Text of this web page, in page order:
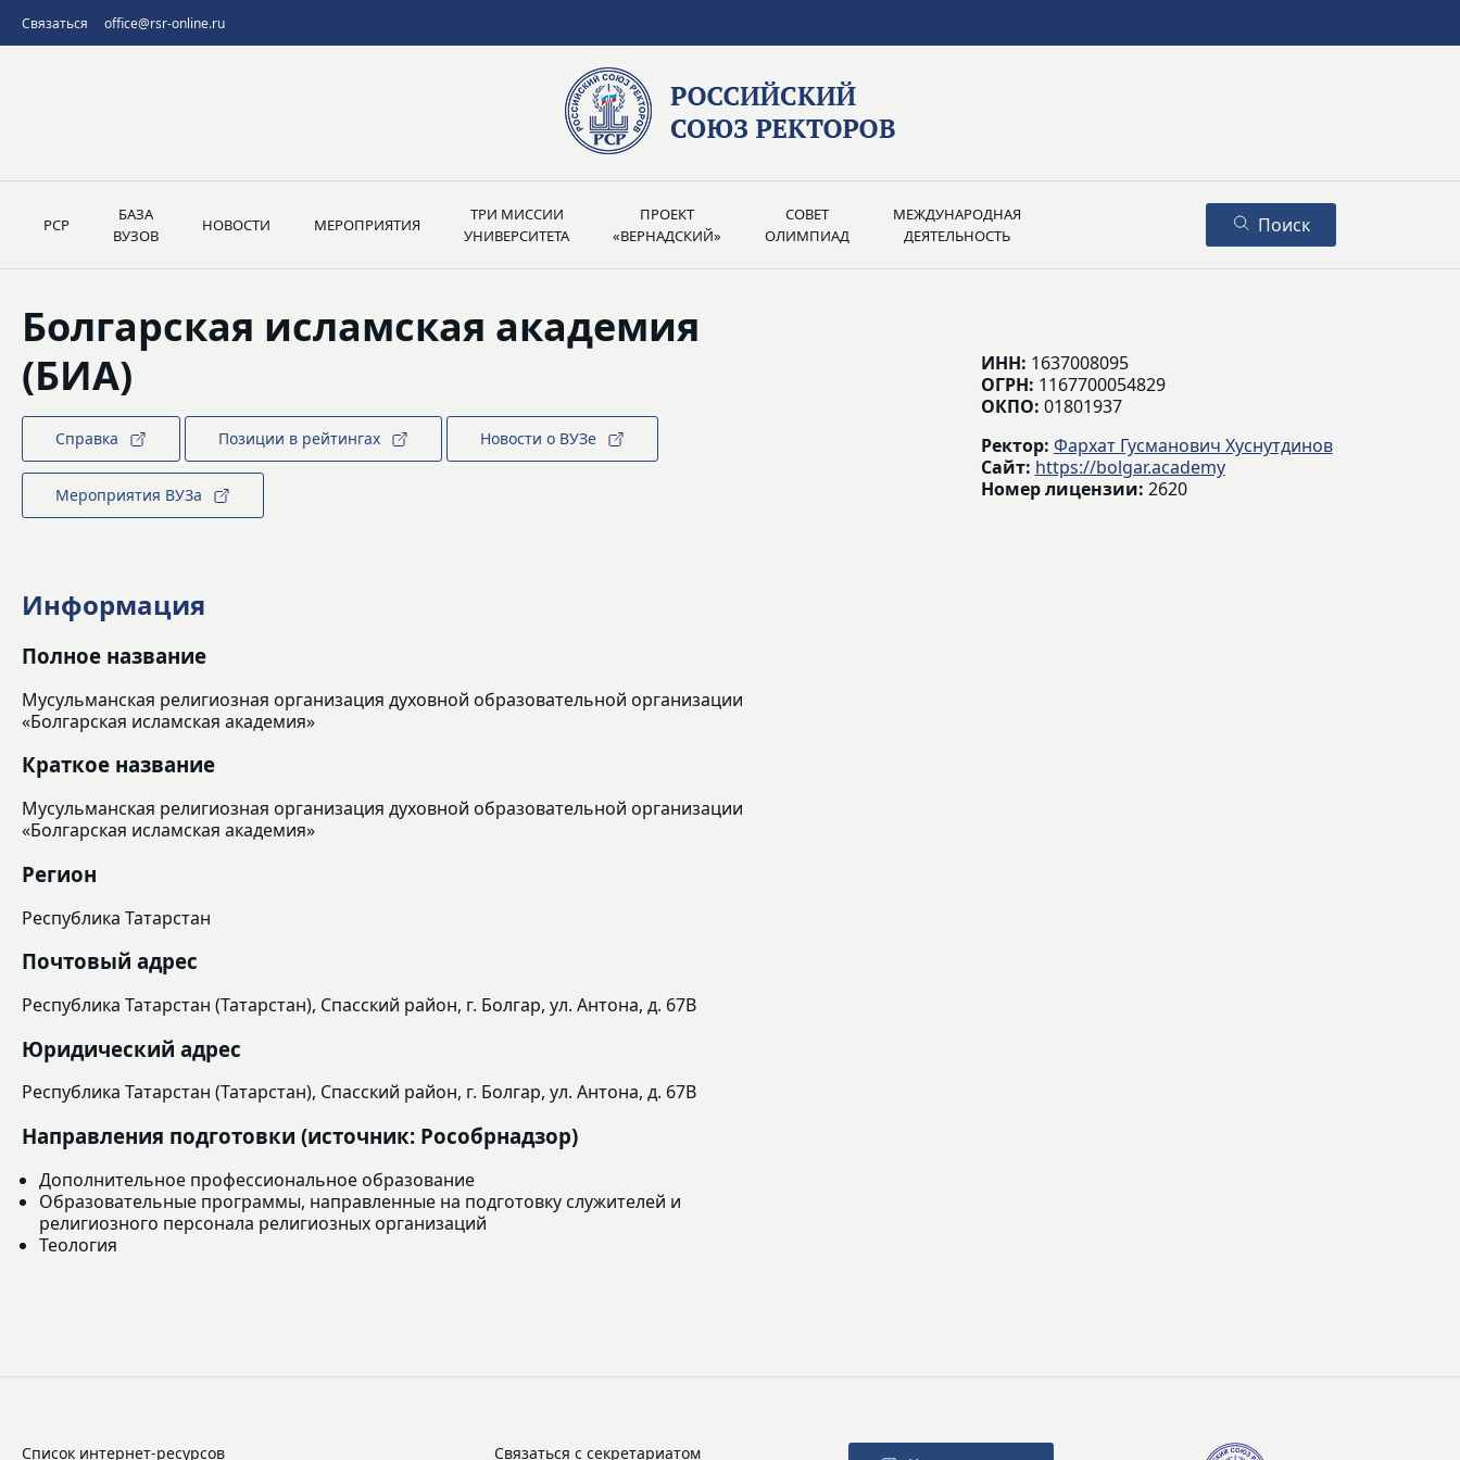
Связаться office@rsr-online.ru
РСР
БАЗА
ВУЗОВ
НОВОСТИ МЕРОПРИЯТИЯ
ТРИ МИССИИ
УНИВЕРСИТЕТА
ПРОЕКТ
«ВЕРНАДСКИЙ»
СОВЕТ
ОЛИМПИАД
МЕЖДУНАРОДНАЯ
ДЕЯТЕЛЬНОСТЬ
Поиск
Болгарская исламская академия
(БИА)
Справка Позиции в рейтингах Новости о ВУЗе
Мероприятия ВУЗа
Информация
Полное название
Мусульманская религиозная организация духовной образовательной организации
«Болгарская исламская академия»
Краткое название
Мусульманская религиозная организация духовной образовательной организации
«Болгарская исламская академия»
Регион
Республика Татарстан
Почтовый адрес
Республика Татарстан (Татарстан), Спасский район, г. Болгар, ул. Антона, д. 67В
Юридический адрес
Республика Татарстан (Татарстан), Спасский район, г. Болгар, ул. Антона, д. 67В
Направления подготовки (источник: Рособрнадзор)
Дополнительное профессиональное образование
Образовательные программы, направленные на подготовку служителей и
религиозного персонала религиозных организаций
Теология
ИНН: 1637008095
ОГРН: 1167700054829
ОКПО: 01801937
Ректор: Фархат Гусманович Хуснутдинов
Сайт: https://bolgar.academy
Номер лицензии: 2620
Список интернет-ресурсов Связаться с секретариатом